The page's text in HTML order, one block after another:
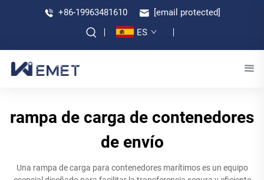
+86-19963481610
[email protected]
ES
rampa de carga de contenedores
de envío
Una rampa de carga para contenedores marítimos es un equipo